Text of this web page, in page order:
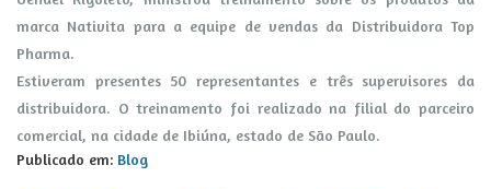
marca Nativita para a equipe de vendas da Distribuidora Top
Pharma.
Estiveram presentes 50 representantes e três supervisores da
distribuidora. O treinamento foi realizado na filial do parceiro
comercial, na cidade de Ibiúna, estado de São Paulo.
Publicado em: Blog